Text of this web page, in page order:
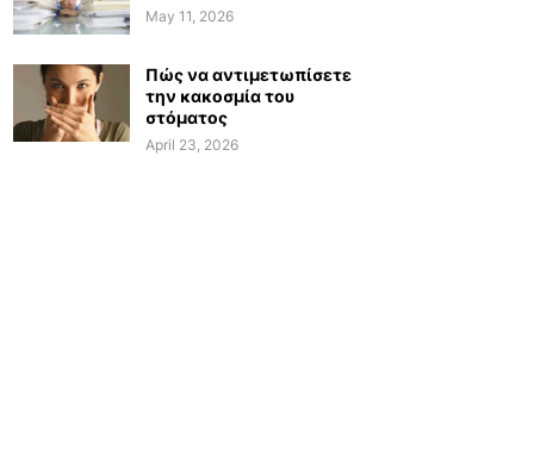
May 11, 2026
Πώς να αντιμετωπίσετε
την κακοσμία του
στόματος
April 23, 2026